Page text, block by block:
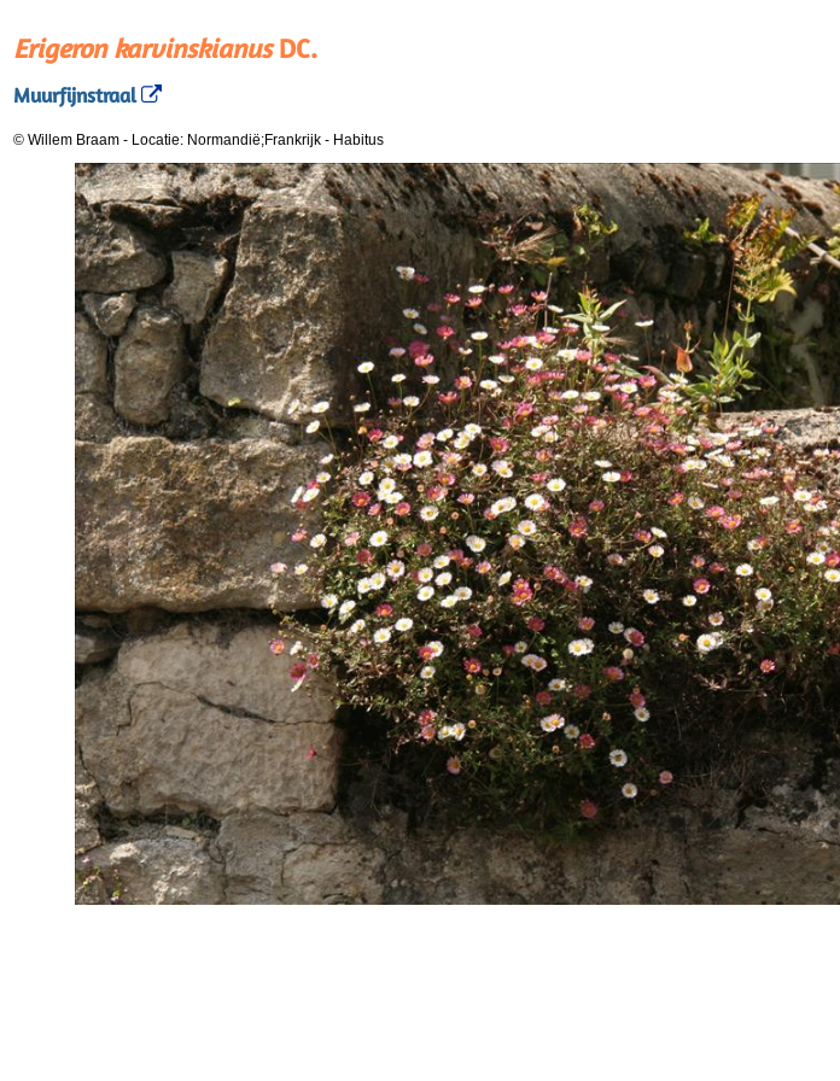
Erigeron karvinskianusDC.
Muurfijnstraal
© Willem Braam - Locatie: Normandië;Frankrijk - Habitus